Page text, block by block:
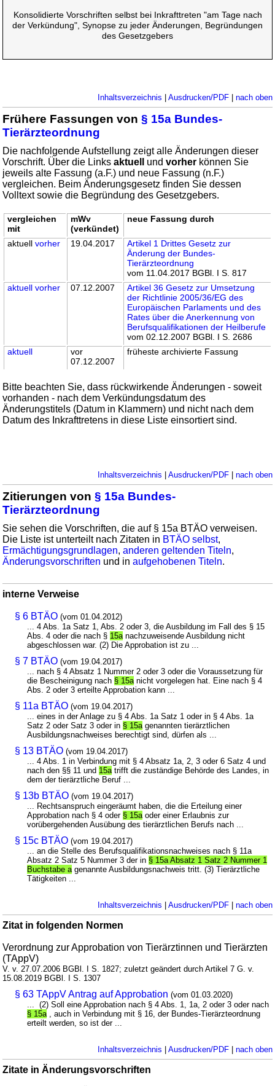
Konsolidierte Vorschriften selbst bei Inkrafttreten "am Tage nach
der Verkündung", Synopse zu jeder Änderungen, Begründungen
des Gesetzgebers
Inhaltsverzeichnis Ausdrucken/PDF| nach oben
Frühere Fassungen von§ 15a Bundes-
Tierärzteordnung
Die nachfolgende Aufstellung zeigt alle Änderungen dieser
Vorschrift. Über die Linksaktuell undvorher können Sie
jeweils alte Fassung (a.F.) und neue Fassung (n.F.)
vergleichen. Beim Änderungsgesetz finden Sie dessen
Volltext sowie die Begründung des Gesetzgebers.
vergleichen
mit
mWv
(verkündet)
neue Fassung durch
aktuellvorher 19.04.2017
Artikel 1 Drittes Gesetz zur
Änderung der Bundes-
Tierärzteordnung
vom 11.04.2017 BGBl. I S. 817
aktuell vorher 07.12.2007
Artikel 36 Gesetz zur Umsetzung
der Richtlinie 2005/36/EG des
Europäischen Parlaments und des
Rates über die Anerkennung von
Berufsqualifikationen der Heilberufe
vom 02.12.2007 BGBl. I S. 2686
aktuell
vor
07.12.2007
früheste archivierte Fassung
Bitte beachten Sie, dass rückwirkende Änderungen - soweit
vorhanden - nach dem Verkündungsdatum des
Änderungstitels (Datum in Klammern) und nicht nach dem
Datum des Inkrafttretens in diese Liste einsortiert sind.
Inhaltsverzeichnis Ausdrucken/PDF| nach oben
Zitierungen von§ 15a Bundes-
Tierärzteordnung
Sie sehen die Vorschriften, die auf § 15a BTÄO verweisen.
Die Liste ist unterteilt nach Zitaten in BTÄO selbst,
Ermächtigungsgrundlagen,anderen geltenden Titeln,
Änderungsvorschriften und inaufgehobenen Titeln.
interne Verweise
§ 6 BTÄO (vom 01.04.2012)
... 4 Abs. 1a Satz 1, Abs. 2 oder 3, die Ausbildung im Fall des § 15
Abs. 4 oder die nach § 15anachzuweisende Ausbildung nicht
abgeschlossen war. (2) Die Approbation ist zu ...
§ 7 BTÄO (vom 19.04.2017)
... nach § 4 Absatz 1 Nummer 2 oder 3 oder die Voraussetzung für
die Bescheinigung nach § 15anicht vorgelegen hat. Eine nach § 4
Abs. 2 oder 3 erteilte Approbation kann ...
§ 11a BTÄO (vom 19.04.2017)
... eines in der Anlage zu § 4 Abs. 1a Satz 1 oder in § 4 Abs. 1a
Satz 2 oder Satz 3 oder in § 15agenannten tierärztlichen
Ausbildungsnachweises berechtigt sind, dürfen als ...
§ 13 BTÄO (vom 19.04.2017)
... 4 Abs. 1 in Verbindung mit § 4 Absatz 1a, 2, 3 oder 6 Satz 4 und
nach den §§ 11 und 15atrifft die zuständige Behörde des Landes, in
dem der tierärztliche Beruf ...
§ 13b BTÄO (vom 19.04.2017)
... Rechtsanspruch eingeräumt haben, die die Erteilung einer
Approbation nach § 4 oder § 15aoder einer Erlaubnis zur
vorübergehenden Ausübung des tierärztlichen Berufs nach ...
§ 15c BTÄO (vom 19.04.2017)
... an die Stelle des Berufsqualifikationsnachweises nach § 11a
Absatz 2 Satz 5 Nummer 3 der in § 15a Absatz 1 Satz 2 Nummer 1
Buchstabe agenannte Ausbildungsnachweis tritt. (3) Tierärztliche
Tätigkeiten ...
Inhaltsverzeichnis Ausdrucken/PDF| nach oben
Zitat in folgenden Normen
Verordnung zur Approbation von Tierärztinnen und Tierärzten
(TAppV)
V. v. 27.07.2006 BGBl. I S. 1827; zuletzt geändert durch Artikel 7 G. v.
15.08.2019 BGBl. I S. 1307
§ 63 TAppV Antrag auf Approbation (vom 01.03.2020)
... (2) Soll eine Approbation nach § 4 Abs. 1, 1a, 2 oder 3 oder nach
§ 15a, auch in Verbindung mit § 16, der Bundes-Tierärzteordnung
erteilt werden, so ist der ...
Inhaltsverzeichnis Ausdrucken/PDF| nach oben
Zitate in Änderungsvorschriften